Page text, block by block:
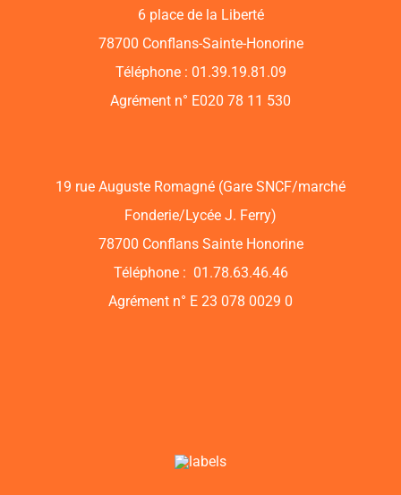
6 place de la Liberté
78700 Conflans-Sainte-Honorine
Téléphone : 01.39.19.81.09
Agrément n° E020 78 11 530
19 rue Auguste Romagné (Gare SNCF/marché
Fonderie/Lycée J. Ferry)
78700 Conflans Sainte Honorine
Téléphone : 01.78.63.46.46
Agrément n° E 23 078 0029 0